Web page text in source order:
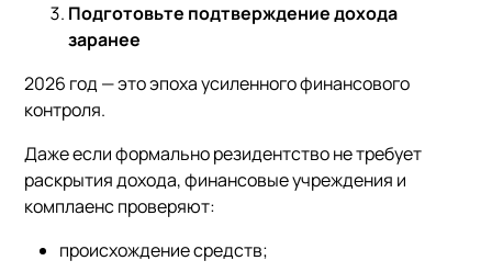
Подготовьте подтверждение дохода
заранее
2026 год — это эпоха усиленного финансового
контроля.
Даже если формально резидентство не требует
раскрытия дохода, финансовые учреждения и
комплаенс проверяют:
происхождение средств;